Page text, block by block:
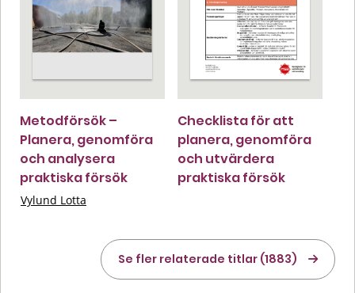
Metodförsök –
Planera, genomföra
och analysera
praktiska försök
Vylund Lotta
Checklista för att
planera, genomföra
och utvärdera
praktiska försök
Se fler relaterade titlar (1883)